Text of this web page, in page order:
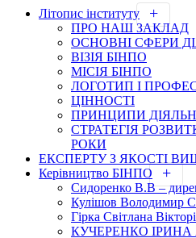
Літопис інституту
ПРО НАШ ЗАКЛАД
ОСНОВНІ СФЕРИ
ВІЗІЯ БІНПО
МІСІЯ БІНПО
ЛОГОТИП І
ЦІННОСТІ
ПРИНЦИПИ
СТРАТЕГІЯ
РОКИ
ЕКСПЕРТУ З ЯКОСТІ
Керівництво БІНПО
Сидоренко В.В –
Кулішов Володимир
Гірка Світлана
КУЧЕРЕНКО ІРИНА